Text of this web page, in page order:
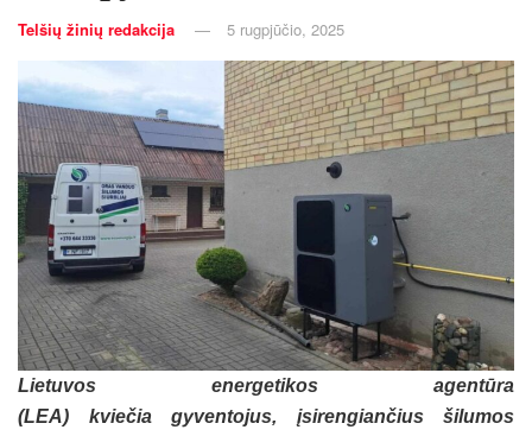
Telšių žinių redakcija 5 rugpjūčio, 2025
Lietuvos energetikos agentūra
(LEA) kviečia gyventojus, įsirengiančius šilumos